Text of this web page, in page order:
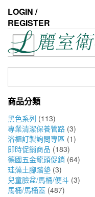
the
content
LOGIN /
REGISTER
鍵
商品分類
黑色系列 (113)
專業清潔保養管路 (3)
浴櫃訂製詢問專區 (1)
即時促銷商品 (183)
德國五金龍頭促銷 (64)
珪藻土腳踏墊 (3)
兒童臉盆/馬桶/便斗 (3)
馬桶/馬桶蓋 (487)